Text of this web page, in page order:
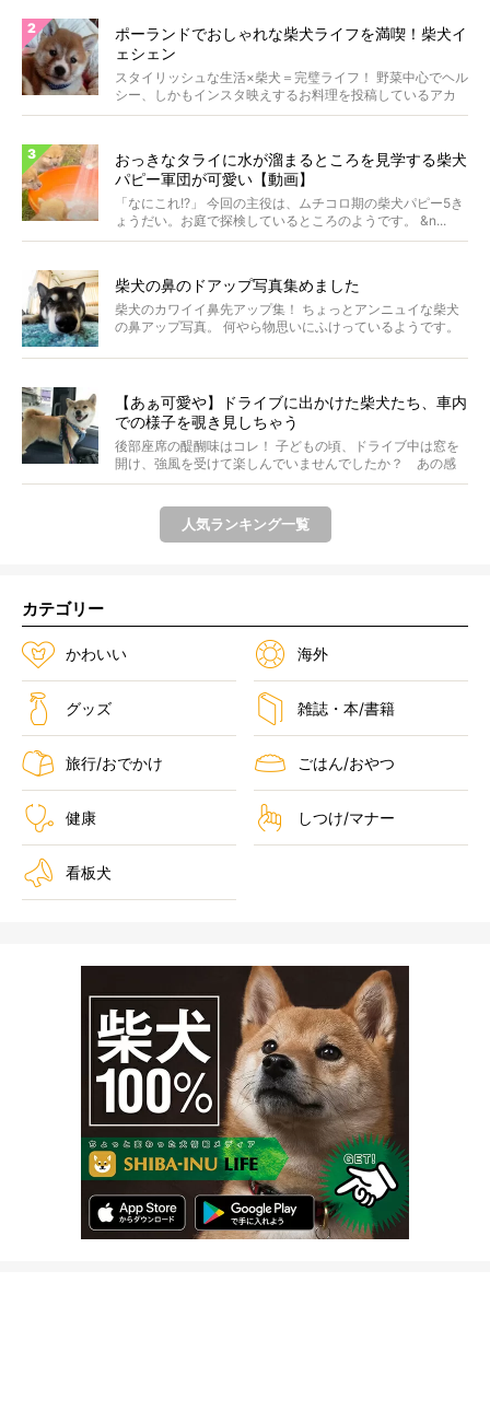
ポーランドでおしゃれな柴犬ライフを満喫！柴犬イ
ェシェン
スタイリッシュな生活×柴犬＝完璧ライフ！ 野菜中心でヘル
シー、しかもインスタ映えするお料理を投稿しているアカ
ウ...
おっきなタライに水が溜まるところを見学する柴犬
パピー軍団が可愛い【動画】
「なにこれ!?」 今回の主役は、ムチコロ期の柴犬パピー5き
ょうだい。お庭で探検しているところのようです。 &n...
柴犬の鼻のドアップ写真集めました
柴犬のカワイイ鼻先アップ集！ ちょっとアンニュイな柴犬
の鼻アップ写真。 何やら物思いにふけっているようです。
【あぁ可愛や】ドライブに出かけた柴犬たち、車内
での様子を覗き見しちゃう
後部座席の醍醐味はコレ！ 子どもの頃、ドライブ中は窓を
開け、強風を受けて楽しんでいませんでしたか？ あの感
じが...
人気ランキング一覧
カテゴリー
かわいい 海外
グッズ 雑誌・本/書籍
旅行/おでかけ ごはん/おやつ
健康 しつけ/マナー
看板犬